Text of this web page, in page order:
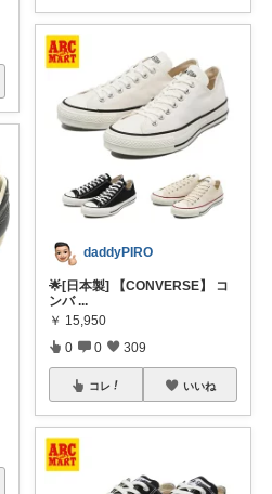
daddyPIRO
🌟[日本製] 【CONVERSE】 コ
ンバ ...
￥ 15,950
0 0 309
コレ いいね